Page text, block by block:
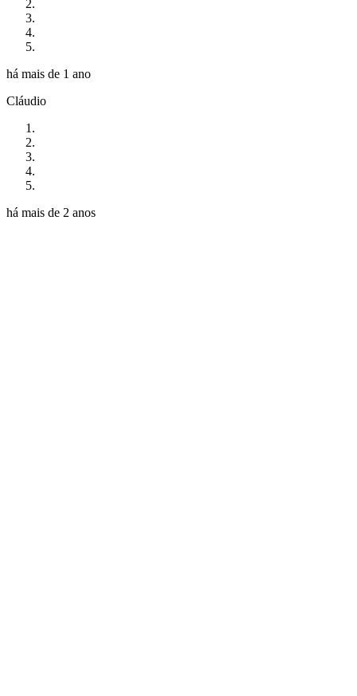
há mais de 1 ano
Cláudio
há mais de 2 anos